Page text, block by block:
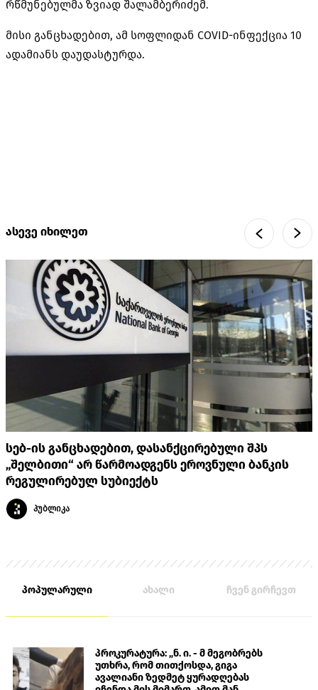
რწმუნებულმა ზვიად შალამბერიძემ.
მისი განცხადებით, ამ სოფლიდან COVID-ინფექცია 10
ადამიანს დაუდასტურდა.
ასევე იხილეთ
სებ-ის განცხადებით, დასანქცირებული შპს
„შელბითი“ არ წარმოადგენს ეროვნული ბანკის
რეგულირებულ სუბიექტს
პუბლიკა
პოპულარული ახალი ჩვენ გირჩევთ
პროკურატურა: „ნ. ი. - მ მეგობრებს
უთხრა, რომ თითქოსდა, გიგა
ავალიანი ზედმეტ ყურადღებას